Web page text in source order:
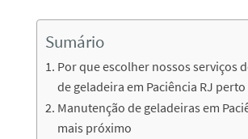
Sumário
Por que escolher nossos serviços
de geladeira em Paciência RJ perto
Manutenção de geladeiras em
mais próximo